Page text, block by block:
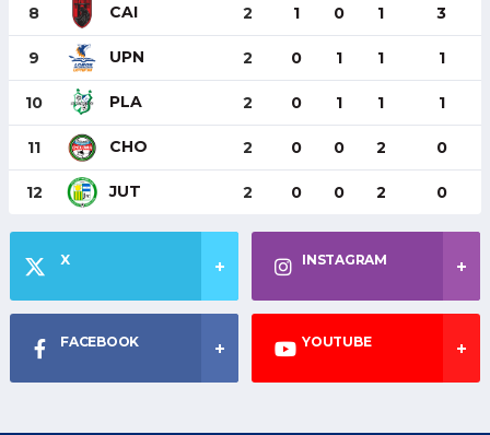
8 CAI 2 1 0 1 3
9 UPN 2 0 1 1 1
10 PLA 2 0 1 1 1
11 CHO 2 0 0 2 0
12 JUT 2 0 0 2 0
X INSTAGRAM
FACEBOOK YOUTUBE